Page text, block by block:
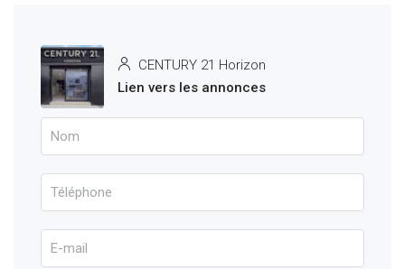
CENTURY 21 Horizon
Lien vers les annonces